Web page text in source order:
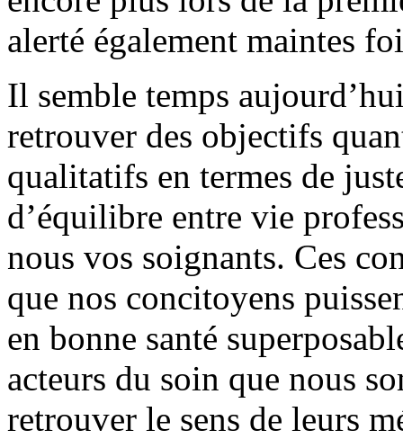
alerté également maintes
Il semble temps
retrouver des objectifs
qualitatifs en termes de
d’équilibre entre vie
nous vos soignants. Ces
que nos concitoyens
en bonne santé
acteurs du soin que nous
retrouver le sens de leurs